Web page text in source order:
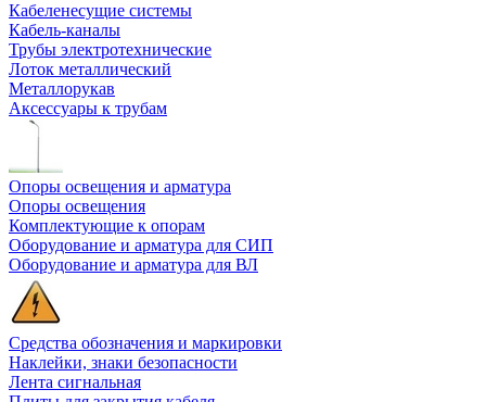
Кабеленесущие системы
Кабель-каналы
Трубы электротехнические
Лоток металлический
Металлорукав
Аксессуары к трубам
Опоры освещения и арматура
Опоры освещения
Комплектующие к опорам
Оборудование и арматура для СИП
Оборудование и арматура для ВЛ
Средства обозначения и маркировки
Наклейки, знаки безопасности
Лента сигнальная